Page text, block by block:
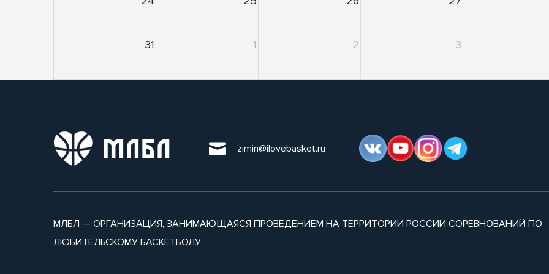
31 1 2 3
zimin@ilovebasket.ru
МЛБЛ — ОРГАНИЗАЦИЯ, ЗАНИМАЮЩАЯСЯ ПРОВЕДЕНИЕМ НА ТЕРРИТОРИИ РОССИИ СОРЕВНОВАНИЙ ПО
ЛЮБИТЕЛЬСКОМУ БАСКЕТБОЛУ